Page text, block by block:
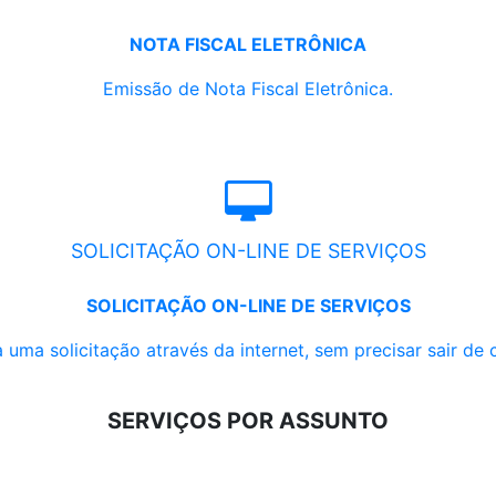
NOTA FISCAL ELETRÔNICA
Emissão de Nota Fiscal Eletrônica.
SOLICITAÇÃO ON-LINE DE SERVIÇOS
SOLICITAÇÃO ON-LINE DE SERVIÇOS
uma solicitação através da internet, sem precisar sair de
SERVIÇOS POR ASSUNTO